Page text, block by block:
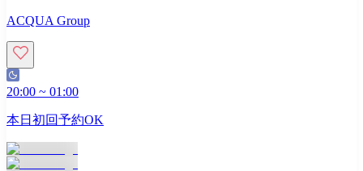
ACQUA Group
20:00 ~ 01:00
本日初回予約OK